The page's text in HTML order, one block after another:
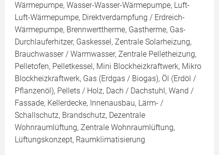
Wärmepumpe, Wasser-Wasser-Wärmepumpe, Luft-
Luft-Wärmepumpe, Direktverdampfung / Erdreich-
Wärmepumpe, Brennwerttherme, Gastherme, Gas-
Durchlauferhitzer, Gaskessel, Zentrale Solarheizung,
Brauchwasser / Warmwasser, Zentrale Pelletheizung,
Pelletofen, Pelletkessel, Mini Blockheizkraftwerk, Mikro
Blockheizkraftwerk, Gas (Erdgas / Biogas), Öl (Erdöl /
Pflanzenöl), Pellets / Holz, Dach / Dachstuhl, Wand /
Fassade, Kellerdecke, Innenausbau, Lärm- /
Schallschutz, Brandschutz, Dezentrale
Wohnraumlüftung, Zentrale Wohnraumlüftung,
Lüftungskonzept, Raumklimatisierung